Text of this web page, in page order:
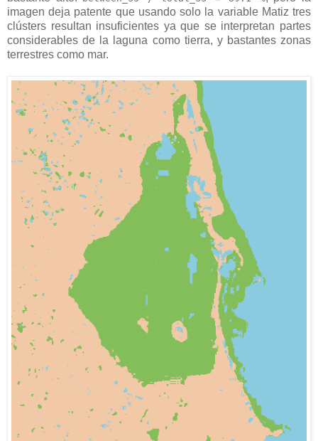
imagen deja patente que usando solo la variable Matiz tres
clústers resultan insuficientes ya que se interpretan partes
considerables de la laguna como tierra, y bastantes zonas
terrestres como mar.